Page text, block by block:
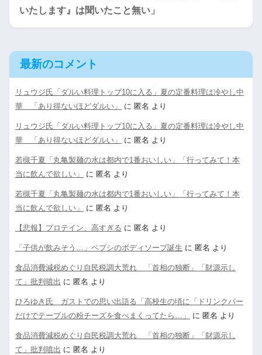
いたします』は聞いたこと無い」
最新のコメント
リュウジ氏「ダルい料理トップ10に入る」夏の定番料理は冷やし中
華 「あり得ないほどダルい」
に 匿名 より
リュウジ氏「ダルい料理トップ10に入る」夏の定番料理は冷やし中
華 「あり得ないほどダルい」
に 匿名 より
若槻千夏「丸亀製麺の水は都内で1番おいしい」「行ってみて！本
当に飲んで欲しい」
に 匿名 より
若槻千夏「丸亀製麺の水は都内で1番おいしい」「行ってみて！本
当に飲んで欲しい」
に 匿名 より
【悲報】プロテイン、高すぎる に 匿名 より
「子供が飲みそう…」ペプシのボディソープ誕生 に 匿名 より
食品消費減税めぐり自民税調大荒れ 「首相の独断」「財源示し
て」批判噴出 に 匿名 より
ひろゆき氏 ガストでの思い出語る「高校生の頃に「ドリンクバー
だけでテーブルの粉チーズを食べまくってたら…」
に 匿名 より
食品消費減税めぐり自民税調大荒れ 「首相の独断」「財源示し
て」批判噴出 に 匿名 より